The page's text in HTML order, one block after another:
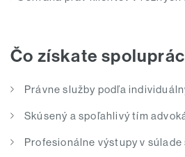
Čo získate
Právne služby podľa
Skúsený a spoľahlivý tím
Profesionálne výstupy v